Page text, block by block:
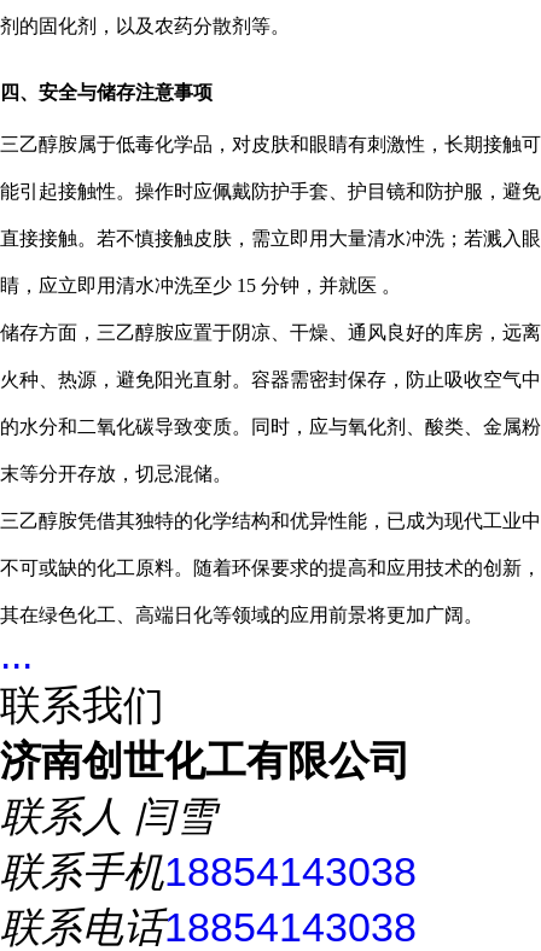
剂的固化剂，以及农药分散剂等。
四、安全与储存注意事项
三乙醇胺属于低毒化学品，对皮肤和眼睛有刺激性，长期接触可
能引起接触性。操作时应佩戴防护手套、护目镜和防护服，避免
直接接触。若不慎接触皮肤，需立即用大量清水冲洗；若溅入眼
睛，应立即用清水冲洗至少 15 分钟，并就医 。
储存方面，三乙醇胺应置于阴凉、干燥、通风良好的库房，远离
火种、热源，避免阳光直射。容器需密封保存，防止吸收空气中
的水分和二氧化碳导致变质。同时，应与氧化剂、酸类、金属粉
末等分开存放，切忌混储。
三乙醇胺凭借其独特的化学结构和优异性能，已成为现代工业中
不可或缺的化工原料。随着环保要求的提高和应用技术的创新，
其在绿色化工、高端日化等领域的应用前景将更加广阔。
...
联系我们
济南创世化工有限公司
联系人 闫雪
联系手机18854143038
联系电话18854143038